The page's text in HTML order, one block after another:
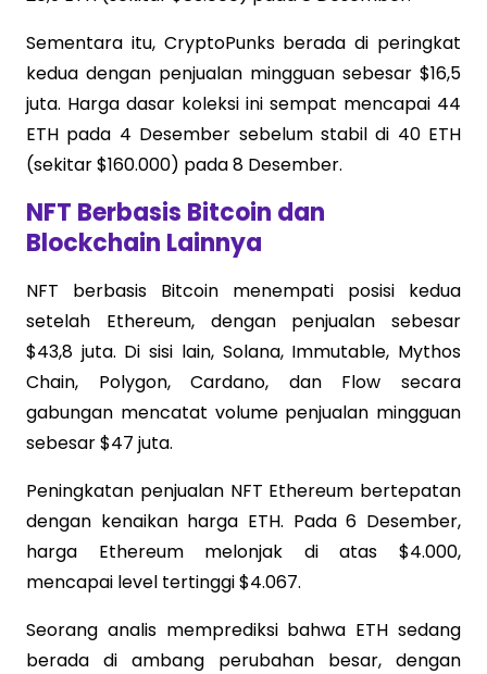
Sementara itu, CryptoPunks berada di peringkat
kedua dengan penjualan mingguan sebesar $16,5
juta. Harga dasar koleksi ini sempat mencapai 44
ETH pada 4 Desember sebelum stabil di 40 ETH
(sekitar $160.000) pada 8 Desember.
NFT Berbasis Bitcoin dan
Blockchain Lainnya
NFT berbasis Bitcoin menempati posisi kedua
setelah Ethereum, dengan penjualan sebesar
$43,8 juta. Di sisi lain, Solana, Immutable, Mythos
Chain, Polygon, Cardano, dan Flow secara
gabungan mencatat volume penjualan mingguan
sebesar $47 juta.
Peningkatan penjualan NFT Ethereum bertepatan
dengan kenaikan harga ETH. Pada 6 Desember,
harga Ethereum melonjak di atas $4.000,
mencapai level tertinggi $4.067.
Seorang analis memprediksi bahwa ETH sedang
berada di ambang perubahan besar, dengan